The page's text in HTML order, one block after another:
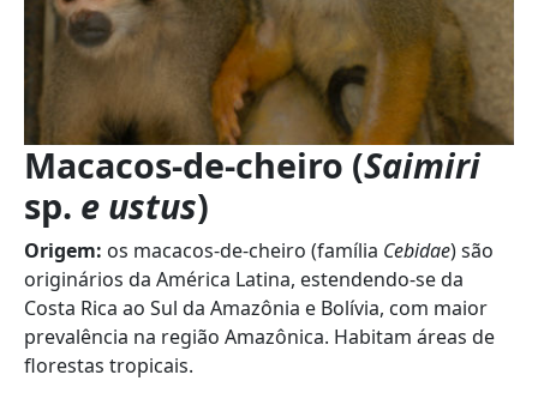
Macacos-de-cheiro (Saimiri
sp. e ustus)
Origem: os macacos-de-cheiro (família Cebidae) são
originários da América Latina, estendendo-se da
Costa Rica ao Sul da Amazônia e Bolívia, com maior
prevalência na região Amazônica. Habitam áreas de
florestas tropicais.